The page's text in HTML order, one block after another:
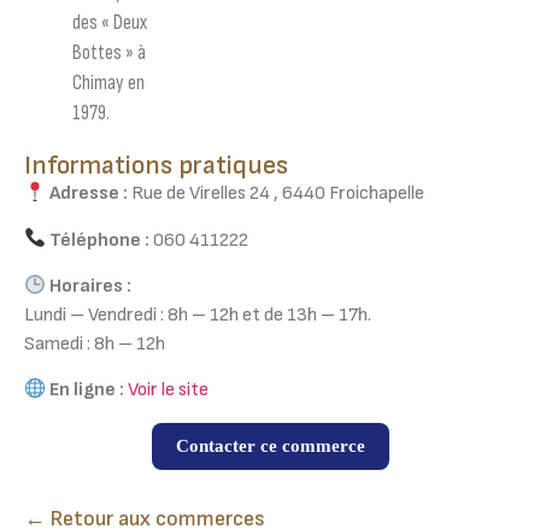
des « Deux
Bottes » à
Chimay en
1979.
Informations pratiques
Adresse : Rue de Virelles 24 , 6440 Froichapelle
Téléphone : 060 411222
Horaires :
Lundi – Vendredi : 8h – 12h et de 13h – 17h.
Samedi : 8h – 12h
En ligne : Voir le site
Contacter ce commerce
← Retour aux commerces